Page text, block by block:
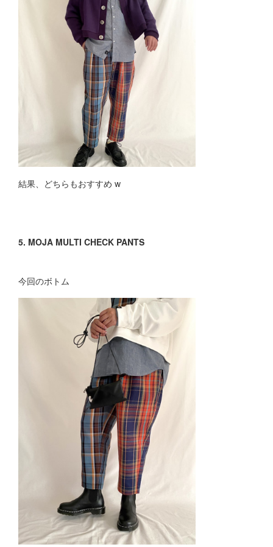
結果、どちらもおすすめ w
5. MOJA MULTI CHECK PANTS
今回のボトム